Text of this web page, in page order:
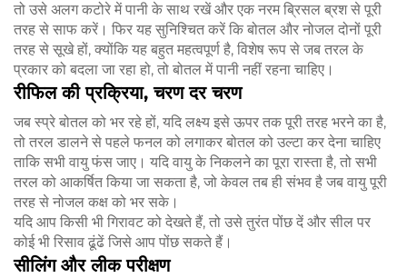
तो उसे अलग कटोरे में पानी के साथ रखें और एक नरम ब्रिसल ब्रश से पूरी
तरह से साफ करें। फिर यह सुनिश्चित करें कि बोतल और नोजल दोनों पूरी
तरह से सूखे हों, क्योंकि यह बहुत महत्वपूर्ण है, विशेष रूप से जब तरल के
प्रकार को बदला जा रहा हो, तो बोतल में पानी नहीं रहना चाहिए।
रीफिल की प्रक्रिया, चरण दर चरण
जब स्प्रे बोतल को भर रहे हों, यदि लक्ष्य इसे ऊपर तक पूरी तरह भरने का है,
तो तरल डालने से पहले फनल को लगाकर बोतल को उल्टा कर देना चाहिए
ताकि सभी वायु फंस जाए। यदि वायु के निकलने का पूरा रास्ता है, तो सभी
तरल को आकर्षित किया जा सकता है, जो केवल तब ही संभव है जब वायु पूरी
तरह से नोजल कक्ष को भर सके।
यदि आप किसी भी गिरावट को देखते हैं, तो उसे तुरंत पोंछ दें और सील पर
कोई भी रिसाव ढूंढें जिसे आप पोंछ सकते हैं।
सीलिंग और लीक परीक्षण